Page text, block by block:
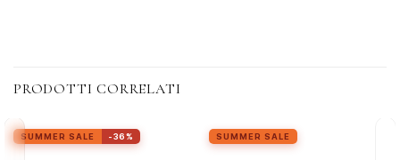
PRODOTTI CORRELATI
view_in_arProvalo ora
SUMMER SALE -36% SUMMER SALE